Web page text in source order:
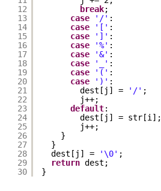
12
13
14
15
16
17
18
19
20
21
22
23
24
25
26
27
28
29
30
break;
case
'/' :
case
'[' :
case
']' :
case
'%' :
case
'&' :
case
'_' :
case
'(' :
case
')' :
dest[j] =
'/' ;
j++;
default:
dest[j] = str[i];
j++;
}
}
dest[j] =
'\0' ;
return dest;
}